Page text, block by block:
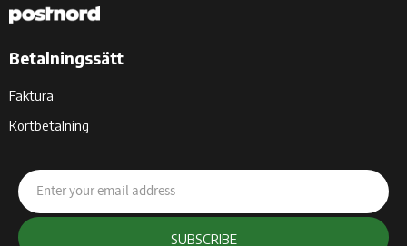
Betalningssätt
Faktura
Kortbetalning
SUBSCRIBE